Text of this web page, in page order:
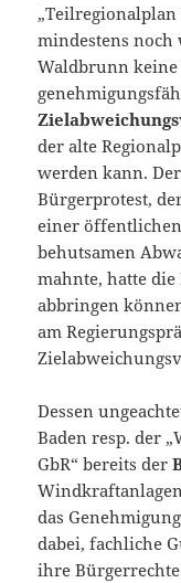
mindestens noch
Waldbrunn
der alte
werden kann.
Bürgerprotest,
einer
behutsamen
mahnte, hatte
abbringen
am
Dessen
Baden resp. der
GbR“ bereits der
das
dabei, fachliche
ihre